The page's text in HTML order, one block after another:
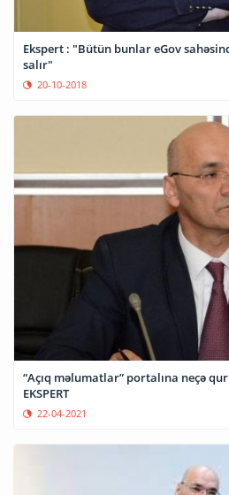
Ekspert : "Bütün bunlar eGov
salır"
20-10-2018
“Açıq məlumatlar” portalına neçə
EKSPERT
22-04-2021